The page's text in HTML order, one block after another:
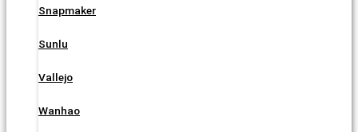
Snapmaker
Sunlu
Vallejo
Wanhao